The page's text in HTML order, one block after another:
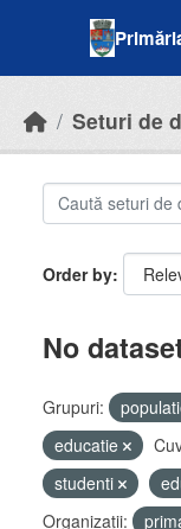
Seturi de
Order by
No
Grupuri:
educatie
studenti
Organizații: